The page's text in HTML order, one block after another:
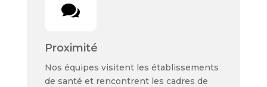

Proximité
Nos équipes visitent les établissements
de santé et rencontrent les cadres de